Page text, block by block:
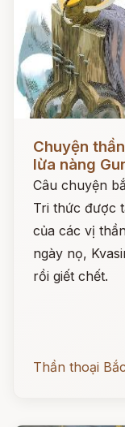
Chuyện
lừa nàng
Câu chuyện
Tri thức được
của các vị
ngày nọ,
rồi giết chết.
Thần thoại